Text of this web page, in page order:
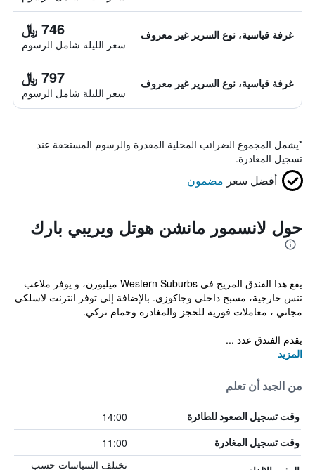
غرفة قياسية، نوع السرير غير معروف 746 ﷼
سعر الليلة شامل الرسوم
غرفة قياسية، نوع السرير غير معروف 797 ﷼
سعر الليلة شامل الرسوم
*يشمل المجموع الضرائب المحلية المقدرة والرسوم المستحقة عند
تسجيل المغادرة.
أفضل سعر مضمون
حول لانسمور مانشن هوتل ويريبي بارك
يقع هذا الفندق المريح في Western Suburbs ميلبورن، و يوفر ملاعب
تنس خارجية، مسبح داخلي وجاكوزي. بالإضافة إلى توفر انترنت لاسلكي
مجاني ، معاملات فورية للحجز والمغادرة وحمام تركي.
يقدم الفندق عدد ...
المزيد
من الجيد أن تعلم
وقت تسجيل الصعود للطائرة 14:00
وقت تسجيل المغادرة 11:00
تختلف السياسات حسب